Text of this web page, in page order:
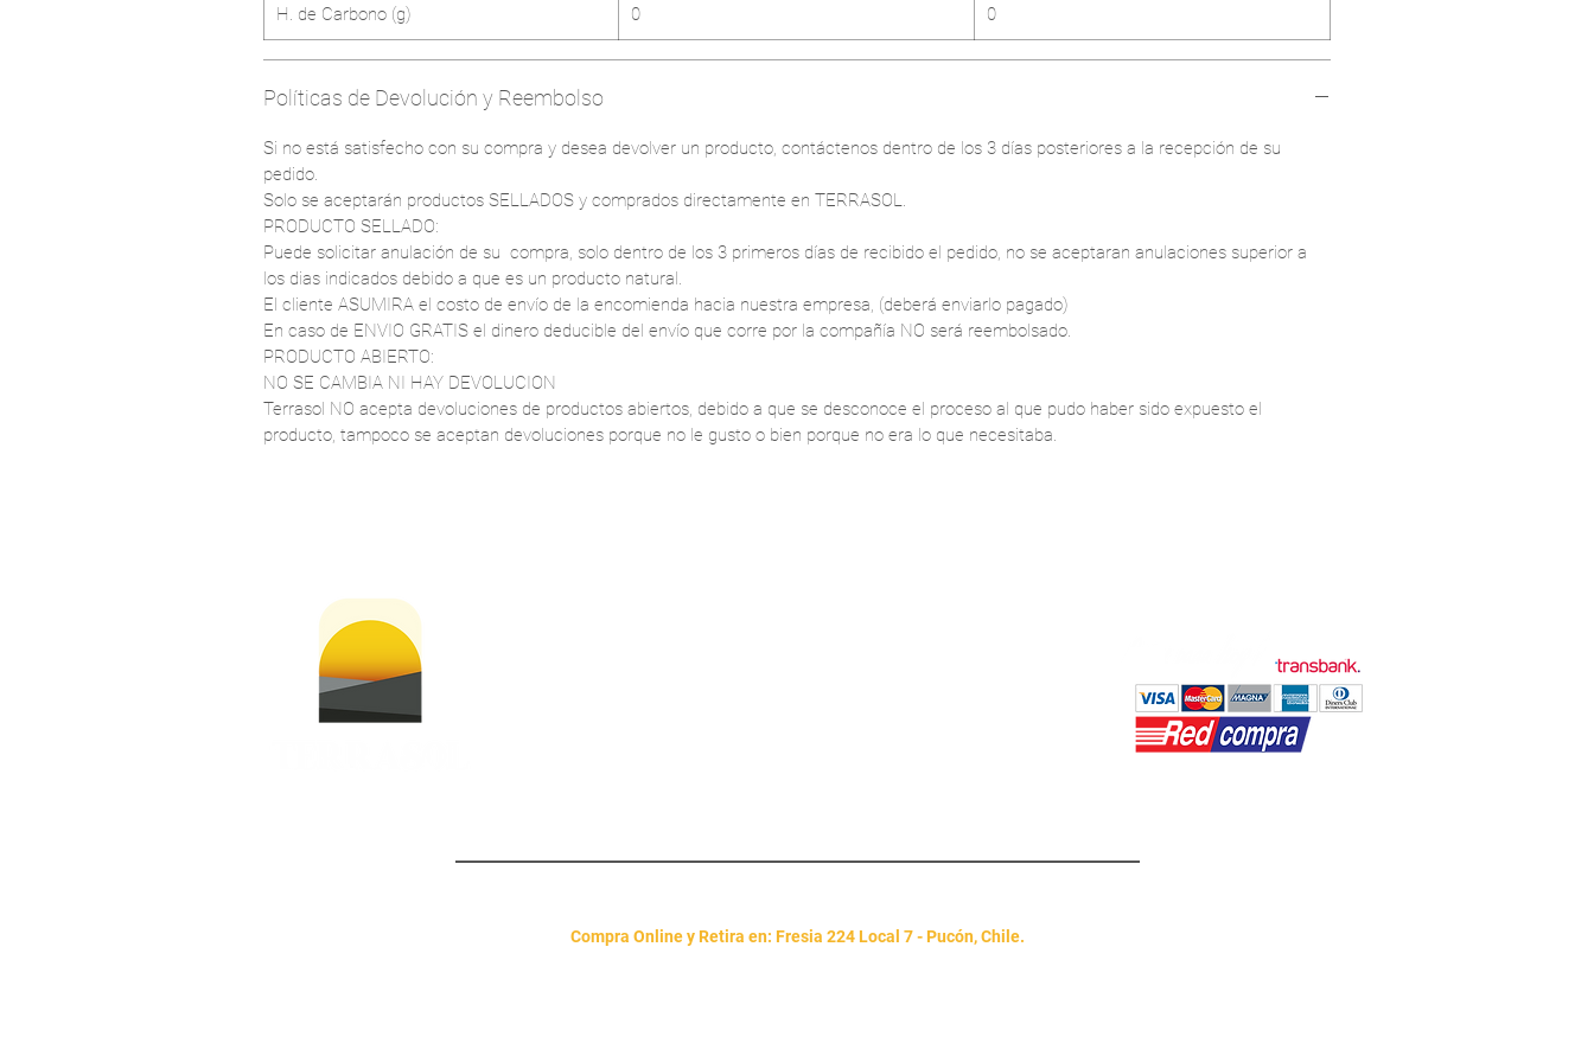
H. de Carbono (g) 0 0
Políticas de Devolución y Reembolso
Si no está satisfecho con su compra y desea devolver un producto, contáctenos dentro de los 3 días posteriores a la recepción de su
pedido.
Solo se aceptarán productos SELLADOS y comprados directamente en TERRASOL.
​PRODUCTO SELLADO:
Puede solicitar anulación de su compra, solo dentro de los 3 primeros días de recibido el pedido, no se aceptaran anulaciones superior a
los dias indicados debido a que es un producto natural.
El cliente ASUMIRA el costo de envío de la encomienda hacia nuestra empresa, (deberá enviarlo pagado)
En caso de ENVIO GRATIS el dinero deducible del envío que corre por la compañía NO será reembolsado.
​PRODUCTO ABIERTO:
NO SE CAMBIA NI HAY DEVOLUCION
Terrasol NO acepta devoluciones de productos abiertos, debido a que se desconoce el proceso al que pudo haber sido expuesto el
producto, tampoco se aceptan devoluciones porque no le gusto o bien porque no era lo que necesitaba.
Compra Online y Retira en: Fresia 224 Local 7 - Pucón, Chile.